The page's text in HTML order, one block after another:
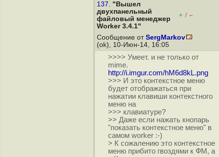
137. "Вышел
двухпанельный
файловый менеджер
Worker 3.4.1"
+ / –
Сообщение от SergMarkov
(ok), 10-Июн-14, 16:05
>>>> Умеет. и не только от
mime.
http://i.imgur.com/hM6d8kL.png
>>> И это контекстное меню
будет отображаться при
нажатии клавиши контекстного
меню на
>>> клавиатуре?
>> Даже если нажать кнопарь
"показать контекстное меню" в
самом worker :-)
> К сожалению это контекстное
меню прибито гвоздями к ФМ, а